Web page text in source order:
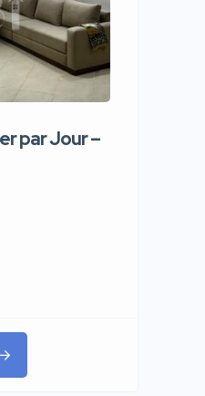
par Jour –